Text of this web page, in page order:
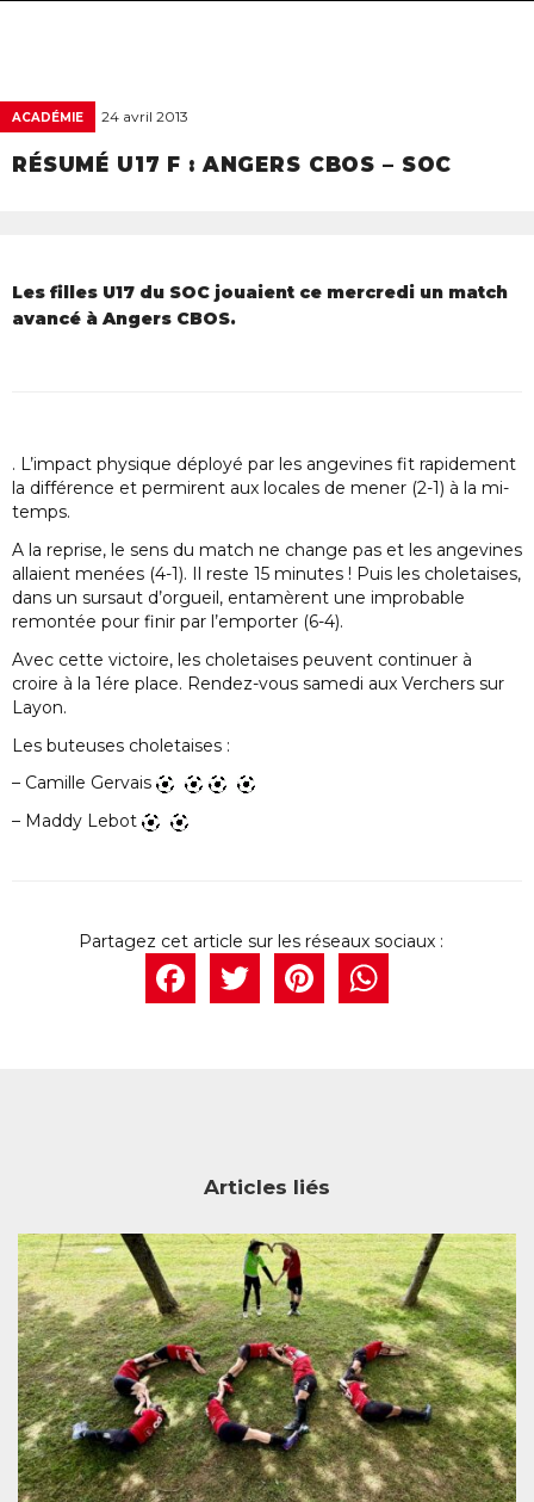
ACADÉMIE 24 avril 2013
RÉSUMÉ U17 F : ANGERS CBOS – SOC
Les filles U17 du SOC jouaient ce mercredi un match
avancé à Angers CBOS.
. L’impact physique déployé par les angevines fit rapidement
la différence et permirent aux locales de mener (2-1) à la mi-
temps.
A la reprise, le sens du match ne change pas et les angevines
allaient menées (4-1). Il reste 15 minutes ! Puis les choletaises,
dans un sursaut d’orgueil, entamèrent une improbable
remontée pour finir par l’emporter (6-4).
Avec cette victoire, les choletaises peuvent continuer à
croire à la 1ére place. Rendez-vous samedi aux Verchers sur
Layon.
Les buteuses choletaises :
– Camille Gervais
– Maddy Lebot
Facebook
Twitter
Articles liés